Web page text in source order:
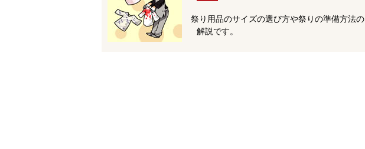
祭り用品のサイズの選び方や祭りの準備方法の
解説です。